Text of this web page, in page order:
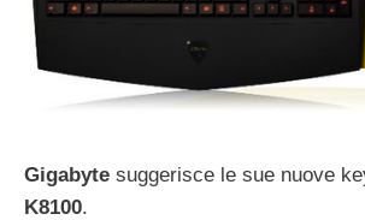
Gigabyte suggerisce le sue nuove
K8100.